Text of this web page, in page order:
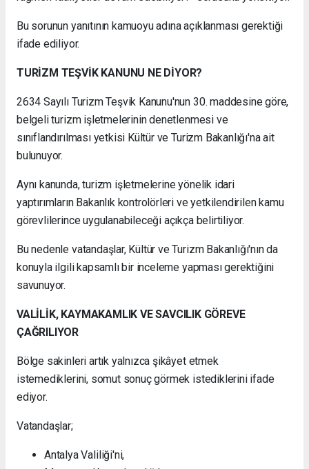
Bu sorunun yanıtının kamuoyu adına açıklanması gerektiği
ifade ediliyor.
TURİZM TEŞVİK KANUNU NE DİYOR?
2634 Sayılı Turizm Teşvik Kanunu'nun 30. maddesine göre,
belgeli turizm işletmelerinin denetlenmesi ve
sınıflandırılması yetkisi Kültür ve Turizm Bakanlığı'na ait
bulunuyor.
Aynı kanunda, turizm işletmelerine yönelik idari
yaptırımların Bakanlık kontrolörleri ve yetkilendirilen kamu
görevlilerince uygulanabileceği açıkça belirtiliyor.
Bu nedenle vatandaşlar, Kültür ve Turizm Bakanlığı'nın da
konuyla ilgili kapsamlı bir inceleme yapması gerektiğini
savunuyor.
VALİLİK, KAYMAKAMLIK VE SAVCILIK GÖREVE
ÇAĞRILIYOR
Bölge sakinleri artık yalnızca şikâyet etmek
istemediklerini, somut sonuç görmek istediklerini ifade
ediyor.
Vatandaşlar;
Antalya Valiliği'ni,